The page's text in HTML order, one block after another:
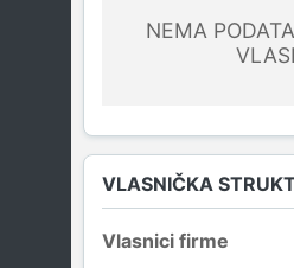
NEMA
VLASNIČKA
Vlasnici firme